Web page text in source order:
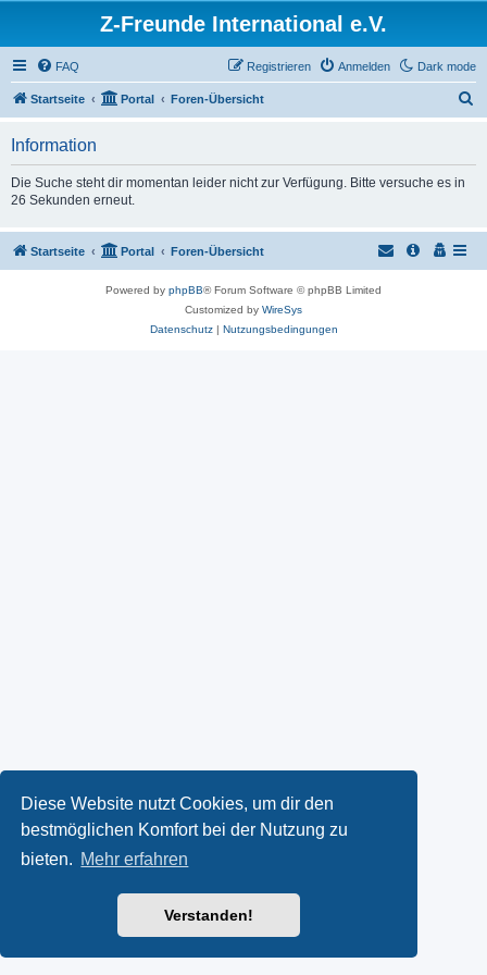
Diese Website nutzt Cookies, um dir den
bestmöglichen Komfort bei der Nutzung zu
bieten. Mehr erfahren
Verstanden!
Z-Freunde International e.V.
Dark mode
FAQ Anmelden
Registrieren
Startseite Portal Foren-Übersicht
Information
Die Suche steht dir momentan leider nicht zur Verfügung. Bitte versuche es in
26 Sekunden erneut.
Startseite Portal Foren-Übersicht
Powered by phpBB® Forum Software © phpBB Limited
Customized by WireSys
Datenschutz| Nutzungsbedingungen